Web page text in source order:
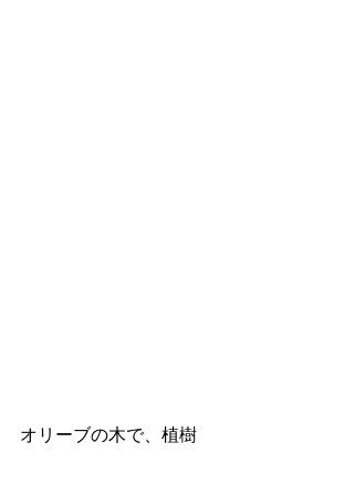
オリーブの木で、植樹